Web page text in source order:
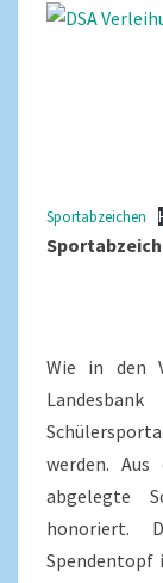
Sportabzeichen
Wie in den
werden. Aus
abgelegte
honoriert.
Spendentopf